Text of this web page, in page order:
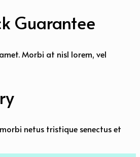
Guarantee
Morbi at nisl lorem, vel
netus tristique senectus et